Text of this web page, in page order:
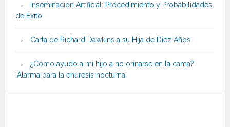
Inseminación Artificial: Procedimiento y Probabilidades
de Éxito
Carta de Richard Dawkins a su Hija de Diez Años
¿Cómo ayudo a mi hijo a no orinarse en la cama?
¡Alarma para la enuresis nocturna!